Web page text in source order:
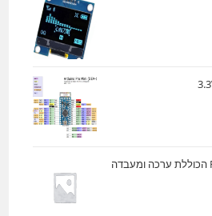
קורס ארדואינו – ROXER L1 הכוללת ערכה ומעבדה